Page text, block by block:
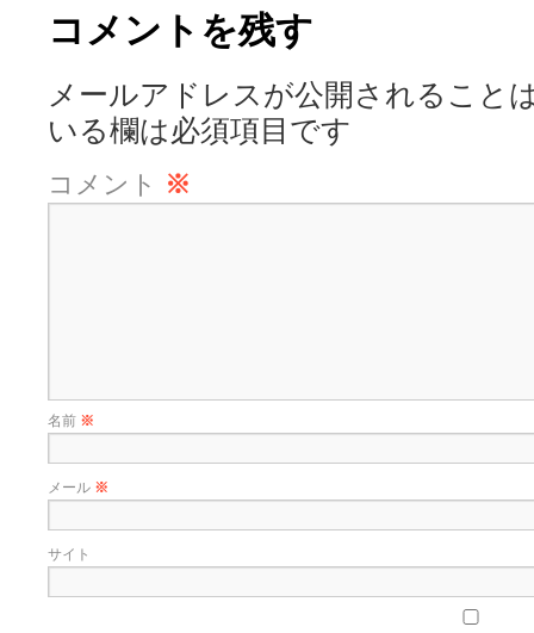
コメントを残す
メールアドレスが公開されること
いる欄は必須項目です
コメント ※
名前 ※
メール ※
サイト